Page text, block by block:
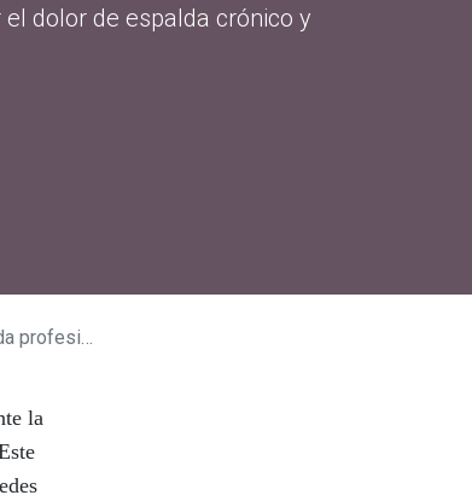
dolor de espalda crónico y
la